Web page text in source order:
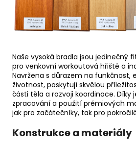
Naše vysoká bradla jsou jedinečný
pro venkovní workoutová hřiště a
Navržena s důrazem na funkčnost,
životnost, poskytují skvělou
části těla a rozvoji koordinace. Díky
zpracování a použití prémiových
jak pro začátečníky, tak pro
Konstrukce a materiály